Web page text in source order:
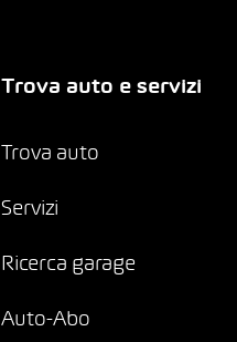
Trova auto e servizi
Trova auto
Servizi
Ricerca garage
Auto-Abo